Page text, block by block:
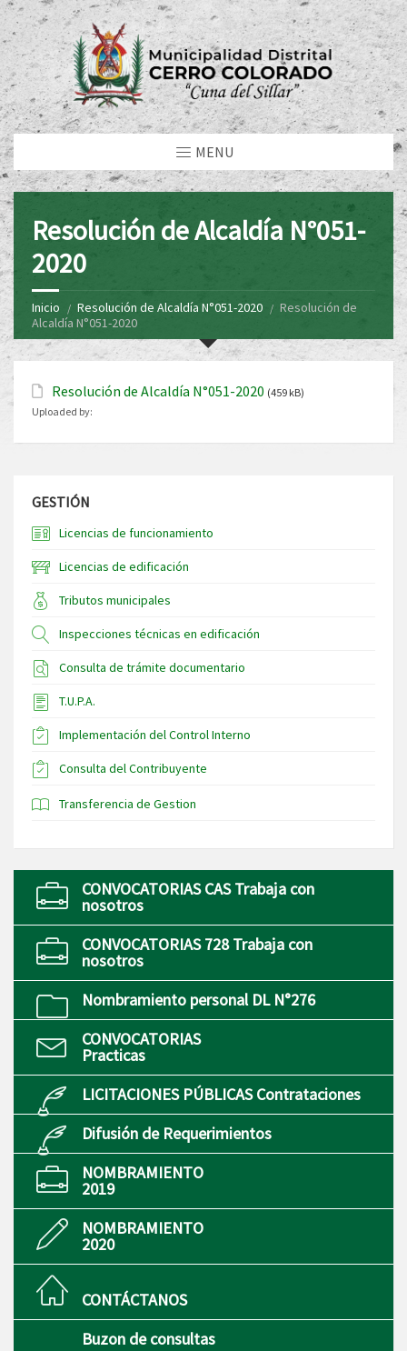
MENU
Resolución de Alcaldía N°051-
2020
Inicio Resolución de Alcaldía N°051-2020
Resolución de
Alcaldía N°051-2020
Resolución de Alcaldía N°051-2020 (459 kB)
Uploaded by:
GESTIÓN
Licencias de funcionamiento
Licencias de edificación
Tributos municipales
Inspecciones técnicas en edificación
Consulta de trámite documentario
T.U.P.A.
Implementación del Control Interno
Consulta del Contribuyente
Transferencia de Gestion
CONVOCATORIAS CAS Trabaja con
nosotros
CONVOCATORIAS 728 Trabaja con
nosotros
Nombramiento personal DL N°276
CONVOCATORIAS
Practicas
LICITACIONES PÚBLICAS Contrataciones
Difusión de Requerimientos
NOMBRAMIENTO
2019
NOMBRAMIENTO
2020
CONTÁCTANOS
Buzon de consultas